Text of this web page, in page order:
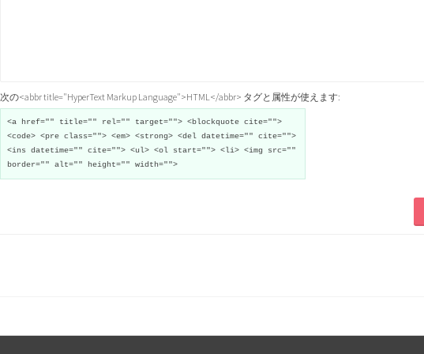
次の<abbr title="HyperText Markup Language">HTML</abbr> タグと属性が使えます:
<a href="" title="" rel="" target=""> <blockquote cite="">
<code> <pre class=""> <em> <strong> <del datetime="" cite="">
<ins datetime="" cite=""> <ul> <ol start=""> <li> <img src=""
border="" alt="" height="" width="">